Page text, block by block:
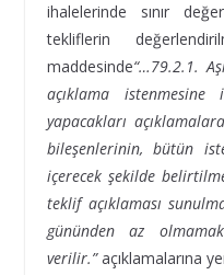
ihalelerinde sınır
tekliflerin
maddesinde“…79.2.1.
açıklama
yapacakları
bileşenlerinin, bütün
içerecek şekilde
teklif açıklaması
gününden az
verilir.”açıklamalarına